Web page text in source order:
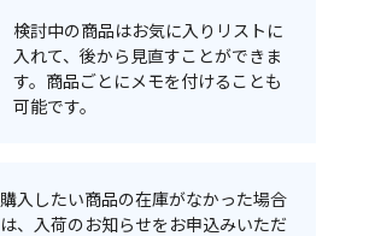
検討中の商品はお気に入りリストに
入れて、後から見直すことができま
す。商品ごとにメモを付けることも
可能です。
購入したい商品の在庫がなかった場合
は、入荷のお知らせをお申込みいただ